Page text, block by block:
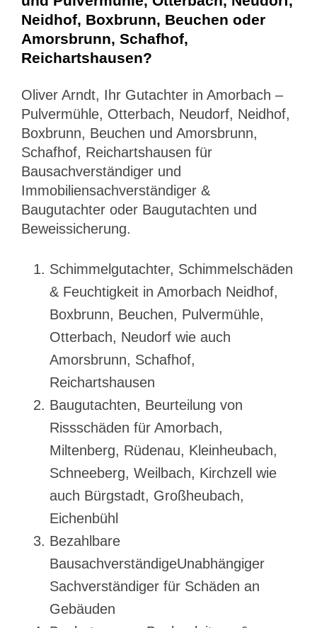
Neidhof, Boxbrunn, Beuchen oder
Amorsbrunn, Schafhof,
Reichartshausen?
Oliver Arndt, Ihr Gutachter in Amorbach –
Pulvermühle, Otterbach, Neudorf, Neidhof,
Boxbrunn, Beuchen und Amorsbrunn,
Schafhof, Reichartshausen für
Bausachverständiger und
Immobiliensachverständiger &
Baugutachter oder Baugutachten und
Beweissicherung.
Schimmelgutachter, Schimmelschäden
& Feuchtigkeit in Amorbach Neidhof,
Boxbrunn, Beuchen, Pulvermühle,
Otterbach, Neudorf wie auch
Amorsbrunn, Schafhof,
Reichartshausen
Baugutachten, Beurteilung von
Rissschäden für Amorbach,
Miltenberg, Rüdenau, Kleinheubach,
Schneeberg, Weilbach, Kirchzell wie
auch Bürgstadt, Großheubach,
Eichenbühl
Bezahlbare
BausachverständigeUnabhängiger
Sachverständiger für Schäden an
Gebäuden